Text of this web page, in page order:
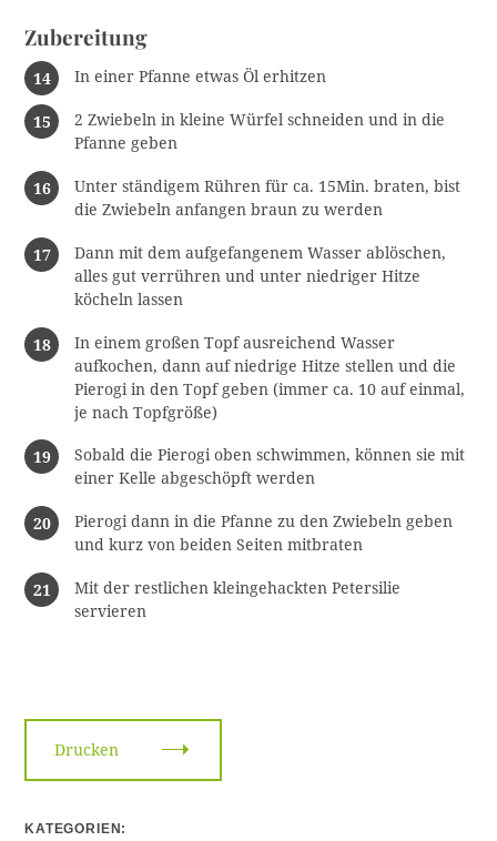
Zubereitung
In einer Pfanne etwas Öl erhitzen
2 Zwiebeln in kleine Würfel schneiden und in die
Pfanne geben
Unter ständigem Rühren für ca. 15Min. braten, bist
die Zwiebeln anfangen braun zu werden
Dann mit dem aufgefangenem Wasser ablöschen,
alles gut verrühren und unter niedriger Hitze
köcheln lassen
In einem großen Topf ausreichend Wasser
aufkochen, dann auf niedrige Hitze stellen und die
Pierogi in den Topf geben (immer ca. 10 auf einmal,
je nach Topfgröße)
Sobald die Pierogi oben schwimmen, können sie mit
einer Kelle abgeschöpft werden
Pierogi dann in die Pfanne zu den Zwiebeln geben
und kurz von beiden Seiten mitbraten
Mit der restlichen kleingehackten Petersilie
servieren
Drucken
KATEGORIEN
c
: